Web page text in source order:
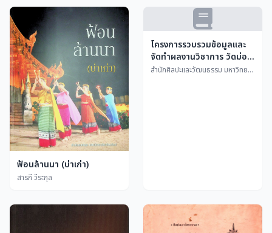
ฟ้อนล้านนา (บ่าเก่า)
สารภี วีระกุล
โครงการรวบรวมข้อมูลและ
จัดทำผลงานวิชาการ วัดม่อน
จำศีลและบ้านหลุยส์ ที เลียวสำนักศิลปะและวัฒนธรรม มหาวิทยาลัยราชภัฏลำปาง